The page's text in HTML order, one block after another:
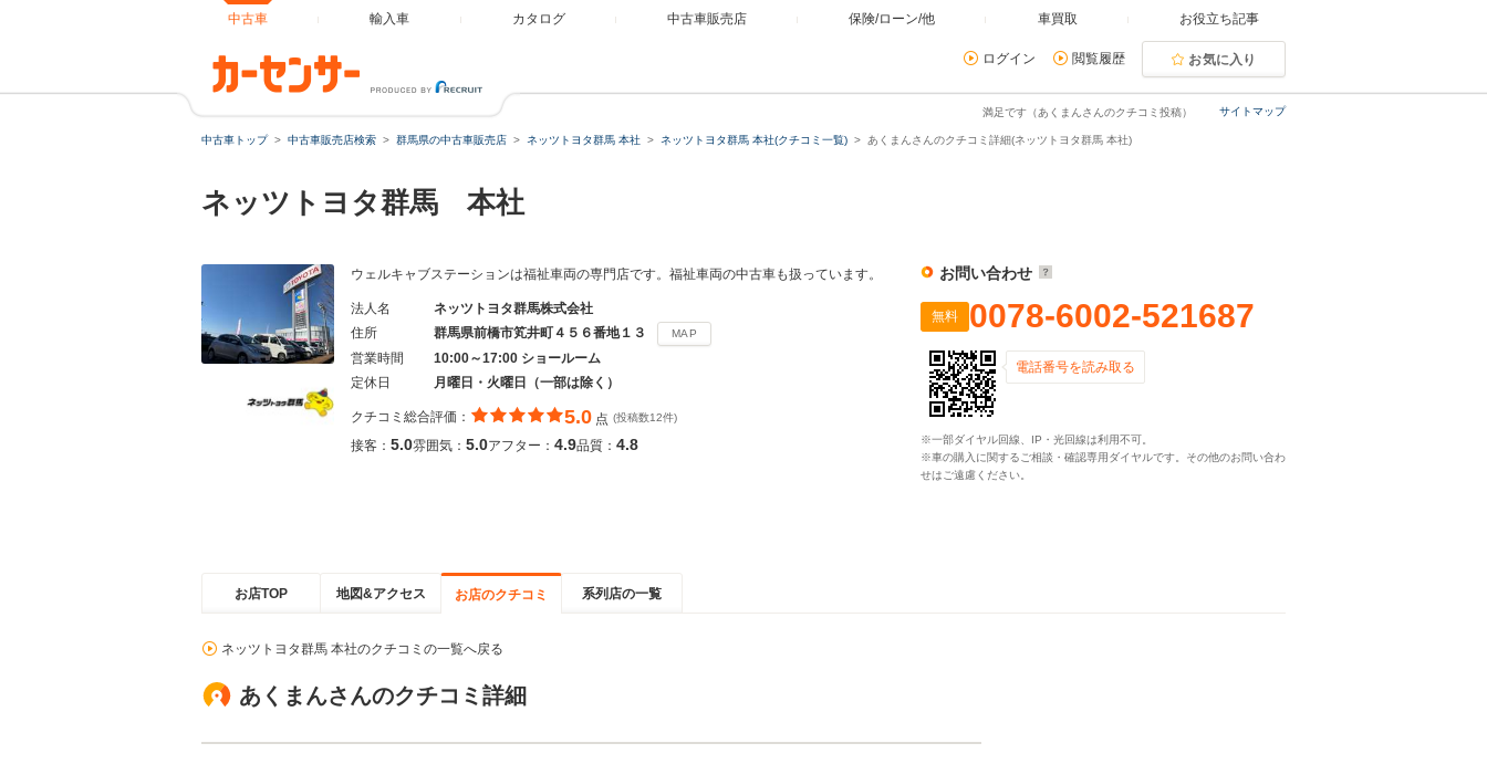
中古車 輸入車 カタログ 中古車販売店 保険/ローン/他 車買取 お役立ち記事
ログイン 閲覧履歴 お気に入り
サイトマップ
満足です（あくまんさんのクチコミ投稿）
中古車トップ 中古車販売店検索 群馬県の中古車販売店 ネッツトヨタ群馬 本社 ネッツトヨタ群馬 本社(クチコミ一覧) あくまんさんのクチコミ詳細(ネッツトヨタ群馬 本社)
ネッツトヨタ群馬 本社
ウェルキャブステーションは福祉車両の専門店です。福祉車両の中古車も扱っています。
法人名
ネッツトヨタ群馬株式会社
住所
群馬県前橋市笂井町４５６番地１３ MAP
営業時間
10:00～17:00 ショールーム
定休日
月曜日・火曜日（一部は除く）
クチコミ総合評価： 5.0 点 (投稿数12件)
接客： 5.0雰囲気： 5.0アフター： 4.9品質： 4.8
お問い合わせ
無料 0078-6002-521687
電話番号を読み取る
※一部ダイヤル回線、IP・光回線は利用不可。
※車の購入に関するご相談・確認専用ダイヤルです。その他のお問い合わ
せはご遠慮ください。
お店TOP 地図&アクセス お店のクチコミ 系列店の一覧
ネッツトヨタ群馬 本社のクチコミの一覧へ戻る
あくまんさんのクチコミ詳細